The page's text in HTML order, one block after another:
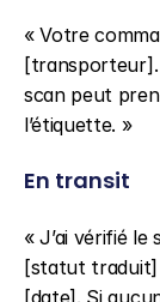
« Votre
[transporteur].
scan peut
l’étiquette. »
En transit
« J’ai vérifié le
[statut traduit]
[date]. Si